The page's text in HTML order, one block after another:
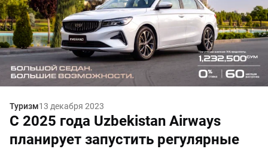
Туризм13 декабря 2023
С 2025 года Uzbekistan Airways
планирует запустить регулярные